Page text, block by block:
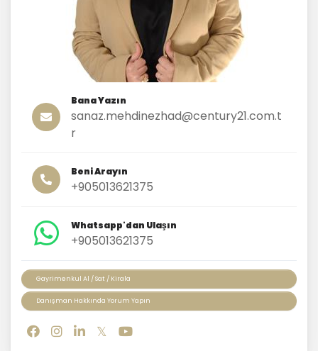
Bana Yazın
sanaz.mehdinezhad@century21.com.t
r
Beni Arayın
+905013621375
Whatsapp'dan Ulaşın
+905013621375
Gayrimenkul Al / Sat / Kirala
Danışman Hakkında Yorum Yapın